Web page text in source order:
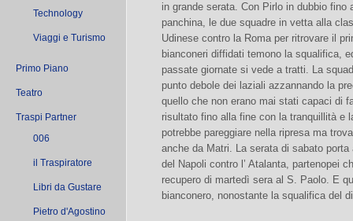
Technology
Viaggi e Turismo
Primo Piano
Teatro
Traspi Partner
006
il Traspiratore
Libri da Gustare
Pietro d'Agostino
in grande serata. Con Pirlo in dubbio fino
panchina, le due squadre in vetta alla
Udinese contro la Roma per ritrovare il
bianconeri diffidati temono la squalifica,
passate giornate si vede a tratti. La
punto debole dei laziali azzannando la
quello che non erano mai stati capaci di
risultato fino alla fine con la tranquillità e
potrebbe pareggiare nella ripresa ma
anche da Matri. La serata di sabato
del Napoli contro l’ Atalanta, partenopei
recupero di martedì sera al S. Paolo. E
bianconero, nonostante la squalifica del